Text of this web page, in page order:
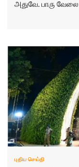
அதுவே. பாரு
புதிய செய்தி